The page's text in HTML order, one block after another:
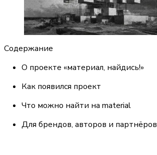
Содержание
О проекте «материал, найдись!»
Как появился проект
Что можно найти на material
Для брендов, авторов и партнёров